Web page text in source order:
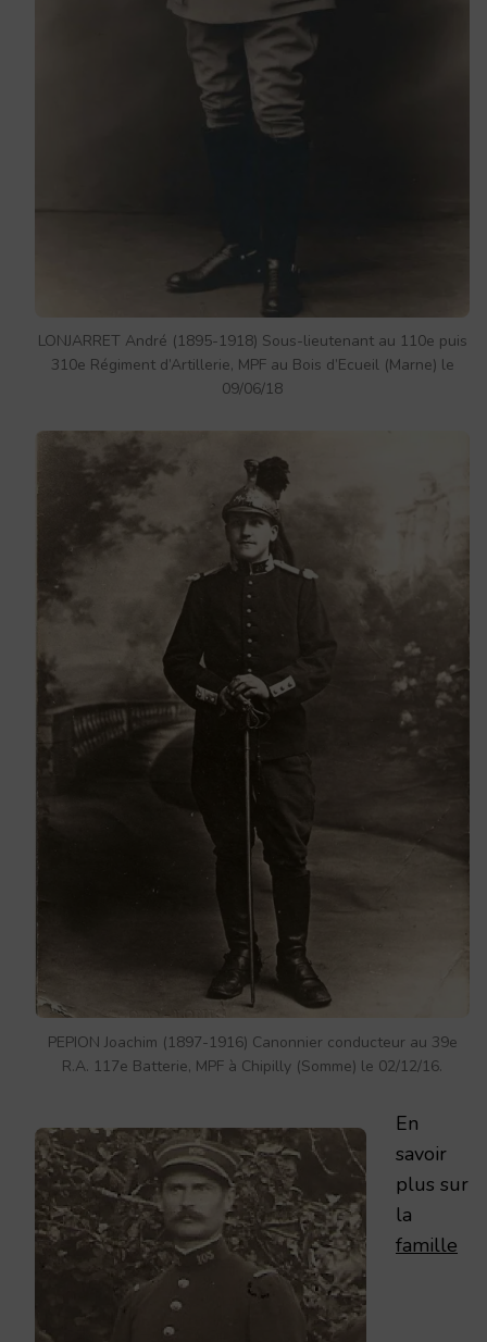
LONJARRET André (1895-1918) Sous-lieutenant au 110e puis
310e Régiment d’Artillerie, MPF au Bois d’Ecueil (Marne) le
09/06/18
PEPION Joachim (1897-1916) Canonnier conducteur au 39e
R.A. 117e Batterie, MPF à Chipilly (Somme) le 02/12/16.
En
savoir
plus sur
la
famille